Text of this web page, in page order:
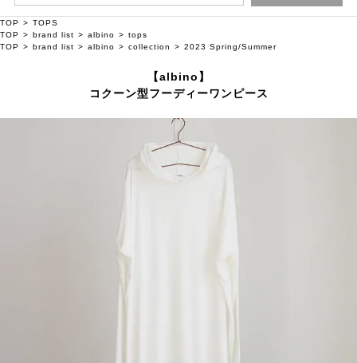
TOP
TOPS
TOP
brand list albino
tops
TOP
brand list albino collection 2023 Spring/Summer
【albino】
コクーン型フーディーワンピース